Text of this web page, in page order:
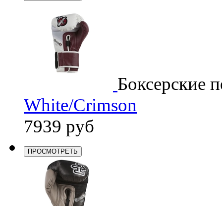
Боксерские
White/Crimson
7939 руб
ПРОСМОТРЕТЬ